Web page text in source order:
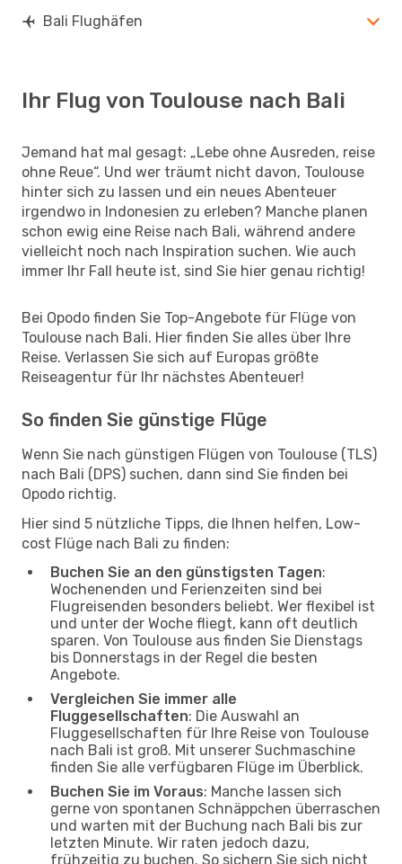
Bali Flughäfen
Ihr Flug von Toulouse nach Bali
Jemand hat mal gesagt: „Lebe ohne Ausreden, reise
ohne Reue“. Und wer träumt nicht davon, Toulouse
hinter sich zu lassen und ein neues Abenteuer
irgendwo in Indonesien zu erleben? Manche planen
schon ewig eine Reise nach Bali, während andere
vielleicht noch nach Inspiration suchen. Wie auch
immer Ihr Fall heute ist, sind Sie hier genau richtig!
Bei Opodo finden Sie Top-Angebote für Flüge von
Toulouse nach Bali. Hier finden Sie alles über Ihre
Reise. Verlassen Sie sich auf Europas größte
Reiseagentur für Ihr nächstes Abenteuer!
So finden Sie günstige Flüge
Wenn Sie nach günstigen Flügen von Toulouse (TLS)
nach Bali (DPS) suchen, dann sind Sie finden bei
Opodo richtig.
Hier sind 5 nützliche Tipps, die Ihnen helfen, Low-
cost Flüge nach Bali zu finden:
Buchen Sie an den günstigsten Tagen:
Wochenenden und Ferienzeiten sind bei
Flugreisenden besonders beliebt. Wer flexibel ist
und unter der Woche fliegt, kann oft deutlich
sparen. Von Toulouse aus finden Sie Dienstags
bis Donnerstags in der Regel die besten
Angebote.
Vergleichen Sie immer alle
Fluggesellschaften: Die Auswahl an
Fluggesellschaften für Ihre Reise von Toulouse
nach Bali ist groß. Mit unserer Suchmaschine
finden Sie alle verfügbaren Flüge im Überblick.
Buchen Sie im Voraus: Manche lassen sich
gerne von spontanen Schnäppchen überraschen
und warten mit der Buchung nach Bali bis zur
letzten Minute. Wir raten jedoch dazu,
frühzeitig zu buchen. So sichern Sie sich nicht